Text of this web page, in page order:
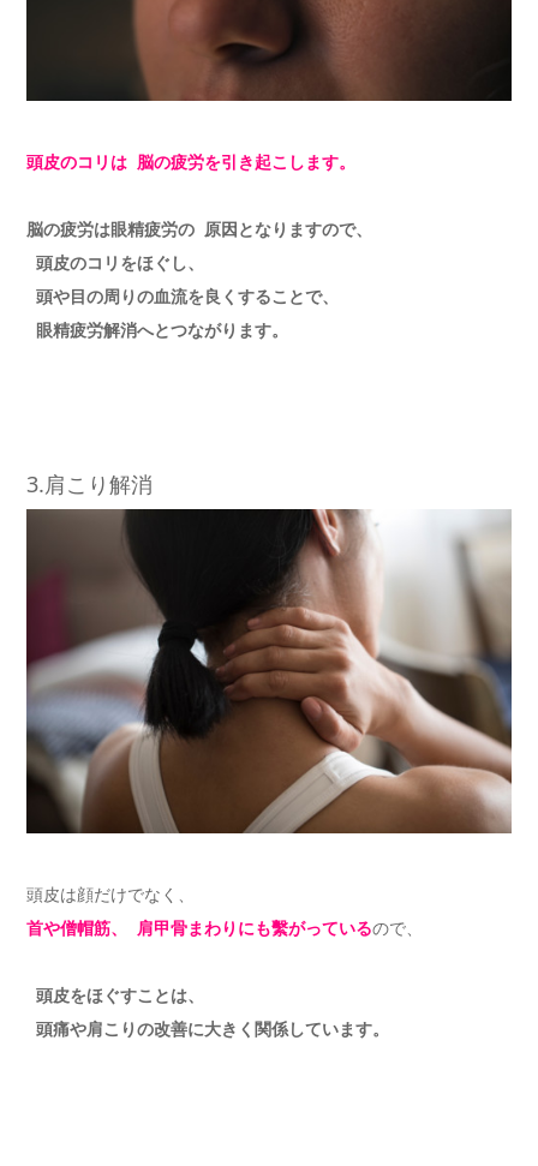
頭皮のコリは 脳の疲労を引き起こします。
脳の疲労は眼精疲労の 原因となりますので、
頭皮のコリをほぐし、
頭や目の周りの血流を良くすることで、
眼精疲労解消へとつながります。
3.肩こり解消
頭皮は顔だけでなく、
首や僧帽筋、 肩甲骨まわりにも繫がっているので、
頭皮をほぐすことは、
頭痛や肩こりの改善に大きく関係しています。